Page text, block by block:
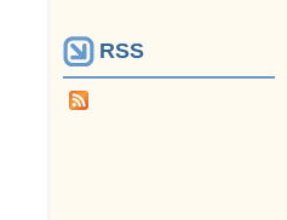
RSS